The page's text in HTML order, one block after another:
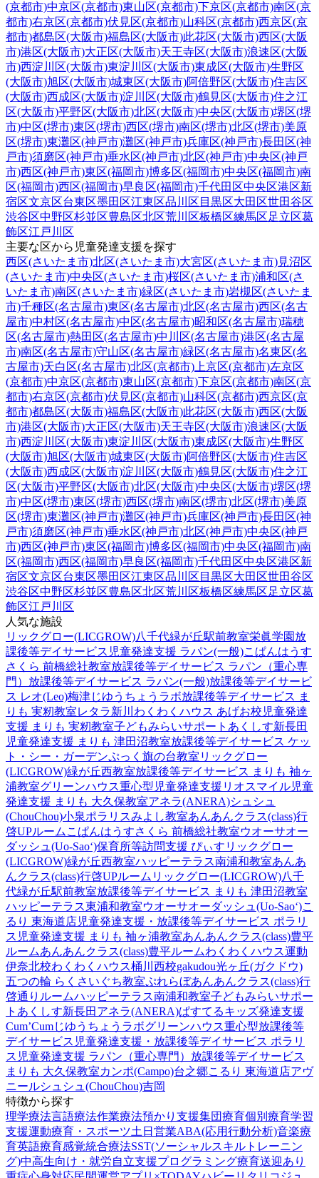
(京都市)中京区(京都市)東山区(京都市)下京区(京都市)南区(京
都市)右京区(京都市)伏見区(京都市)山科区(京都市)西京区(京
都市)都島区(大阪市)福島区(大阪市)此花区(大阪市)西区(大阪
市)港区(大阪市)大正区(大阪市)天王寺区(大阪市)浪速区(大阪
市)西淀川区(大阪市)東淀川区(大阪市)東成区(大阪市)生野区
(大阪市)旭区(大阪市)城東区(大阪市)阿倍野区(大阪市)住吉区
(大阪市)西成区(大阪市)淀川区(大阪市)鶴見区(大阪市)住之江
区(大阪市)平野区(大阪市)北区(大阪市)中央区(大阪市)堺区(堺
市)中区(堺市)東区(堺市)西区(堺市)南区(堺市)北区(堺市)美原
区(堺市)東灘区(神戸市)灘区(神戸市)兵庫区(神戸市)長田区(神
戸市)須磨区(神戸市)垂水区(神戸市)北区(神戸市)中央区(神戸
市)西区(神戸市)東区(福岡市)博多区(福岡市)中央区(福岡市)南
区(福岡市)西区(福岡市)早良区(福岡市)千代田区中央区港区新
宿区文京区台東区墨田区江東区品川区 目黒区大田区世田谷区
渋谷区中野区杉並区豊島区北区荒川区板橋区練馬区足立区葛
飾区江戸川区
主要な区から児童発達支援を探す
西区(さいたま市)北区(さいたま市)大宮区(さいたま市)見沼区
(さいたま市)中央区(さいたま市)桜区(さいたま市)浦和区(さ
いたま市)南区(さいたま市)緑区(さいたま市)岩槻区(さいたま
市)千種区(名古屋市)東区(名古屋市)北区(名古屋市)西区(名古
屋市)中村区(名古屋市)中区(名古屋市)昭和区(名古屋市)瑞穂
区(名古屋市)熱田区(名古屋市)中川区(名古屋市)港区(名古屋
市)南区(名古屋市)守山区(名古屋市)緑区(名古屋市)名東区(名
古屋市)天白区(名古屋市)北区(京都市) 上京区(京都市)左京区
(京都市)中京区(京都市)東山区(京都市)下京区(京都市)南区(京
都市)右京区(京都市)伏見区(京都市)山科区(京都市)西京区(京
都市)都島区(大阪市)福島区(大阪市)此花区(大阪市)西区(大阪
市)港区(大阪市)大正区(大阪市)天王寺区(大阪市)浪速区(大阪
市)西淀川区(大阪市)東淀川区(大阪市)東成区(大阪市)生野区
(大阪市)旭区(大阪市)城東区(大阪市)阿倍野区(大阪市)住吉区
(大阪市)西成区(大阪市)淀川区(大阪市)鶴見区(大阪市)住之江
区(大阪市)平野区(大阪市)北区(大阪市)中央区(大阪市)堺区(堺
市)中区(堺市)東区(堺市)西区(堺市)南区(堺市)北区(堺市)美原
区(堺市)東灘区(神戸市)灘区(神戸市)兵庫区(神戸市)長田区(神
戸市)須磨区(神戸市)垂水区(神戸市)北区(神戸市)中央区(神戸
市)西区(神戸市)東区(福岡市)博多区(福岡市)中央区(福岡市)南
区(福岡市)西区(福岡市)早良区(福岡市)千代田区中央区港区新
宿区文京区台東区墨田区江東区品川区 目黒区大田区世田谷区
渋谷区中野区杉並区豊島区北区荒川区板橋区練馬区足立区葛
飾区江戸川区
人気な施設
リックグロー(LICGROW)八千代緑が丘駅前教室栄眞学園放
課後等デイサービス 児童発達支援 ラパン(一般)こぱんはうす
さくら 前橋総社教室放課後等デイサービス ラパン（重心専
門） 放課後等デイサービス ラパン(一般)放課後等デイサービ
ス レオ(Leo)梅津じゆうちょうラボ放課後等デイサービス ま
りも 実籾教室レタラ新川 わくわくハウス あげお校 児童発達
支援 まりも 実籾教室子どもみらいサポートあくしす新長田
児童発達支援 まりも 津田沼教室放課後等デイサービス ケッ
ト・シー・ガーデンぷっく旗の台教室 リックグロー
(LICGROW)緑が丘西教室放課後等デイサービス まりも 袖ヶ
浦教室グリーンハウス重心型児童発達支援 リオスマイル児童
発達支援 まりも 大久保教室アネラ(ANERA)シュシュ
(ChouChou)小泉ポラリスみよし教室あんあんクラス(class)行
啓UPルーム こぱんはうすさくら 前橋総社教室ウオーサオー
ダッシュ(Uo-Sao‘)保育所等訪問支援 ぴぃす リックグロー
(LICGROW)緑が丘西教室ハッピーテラス南浦和教室あんあ
んクラス(class)行啓UPルーム リックグロー(LICGROW)八千
代緑が丘駅前教室放課後等デイサービス まりも 津田沼教室
ハッピーテラス東浦和教室ウオーサオーダッシュ(Uo-Sao‘)こ
るり 東海道店児童発達支援・放課後等デイサービス ポラリ
ス 児童発達支援 まりも 袖ヶ浦教室あんあんクラス(class)豊平
ルームあんあんクラス(class)豊平ルームわくわくハウス運動
伊奈北校わくわくハウス桶川西校gakudou光ヶ丘(ガクドウ)
五つの輪 らくさいぐち教室ぷれらぼあんあんクラス(class)行
啓通りルームハッピーテラス南浦和教室子どもみらいサポー
トあくしす新長田 アネラ(ANERA)ぱすてるキッズ発達支援
Cum’Cumじゆうちょうラボグリーンハウス重心型放課後等
デイサービス 児童発達支援・放課後等デイサービス ポラリ
ス 児童発達支援 ラパン（重心専門） 放課後等デイサービス
まりも 大久保教室カンポ(Campo)台之郷こるり 東海道店アヴ
ニールシュシュ(ChouChou)吉岡
特徴から探す
理学療法言語療法作業療法預かり支援集団療育個別療育学習
支援運動療育・スポーツ土日営業ABA(応用行動分析)音楽療
育英語療育感覚統合療法SST(ソーシャルスキルトレーニン
グ)中高生向け・就労自立支援プログラミング療育送迎あり